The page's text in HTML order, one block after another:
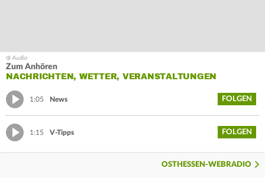
Zum Anhören
NACHRICHTEN, WETTER, VERANSTALTUNGEN
1:05 News FOLGEN
1:15 V-Tipps FOLGEN
OSTHESSEN-WEBRADIO